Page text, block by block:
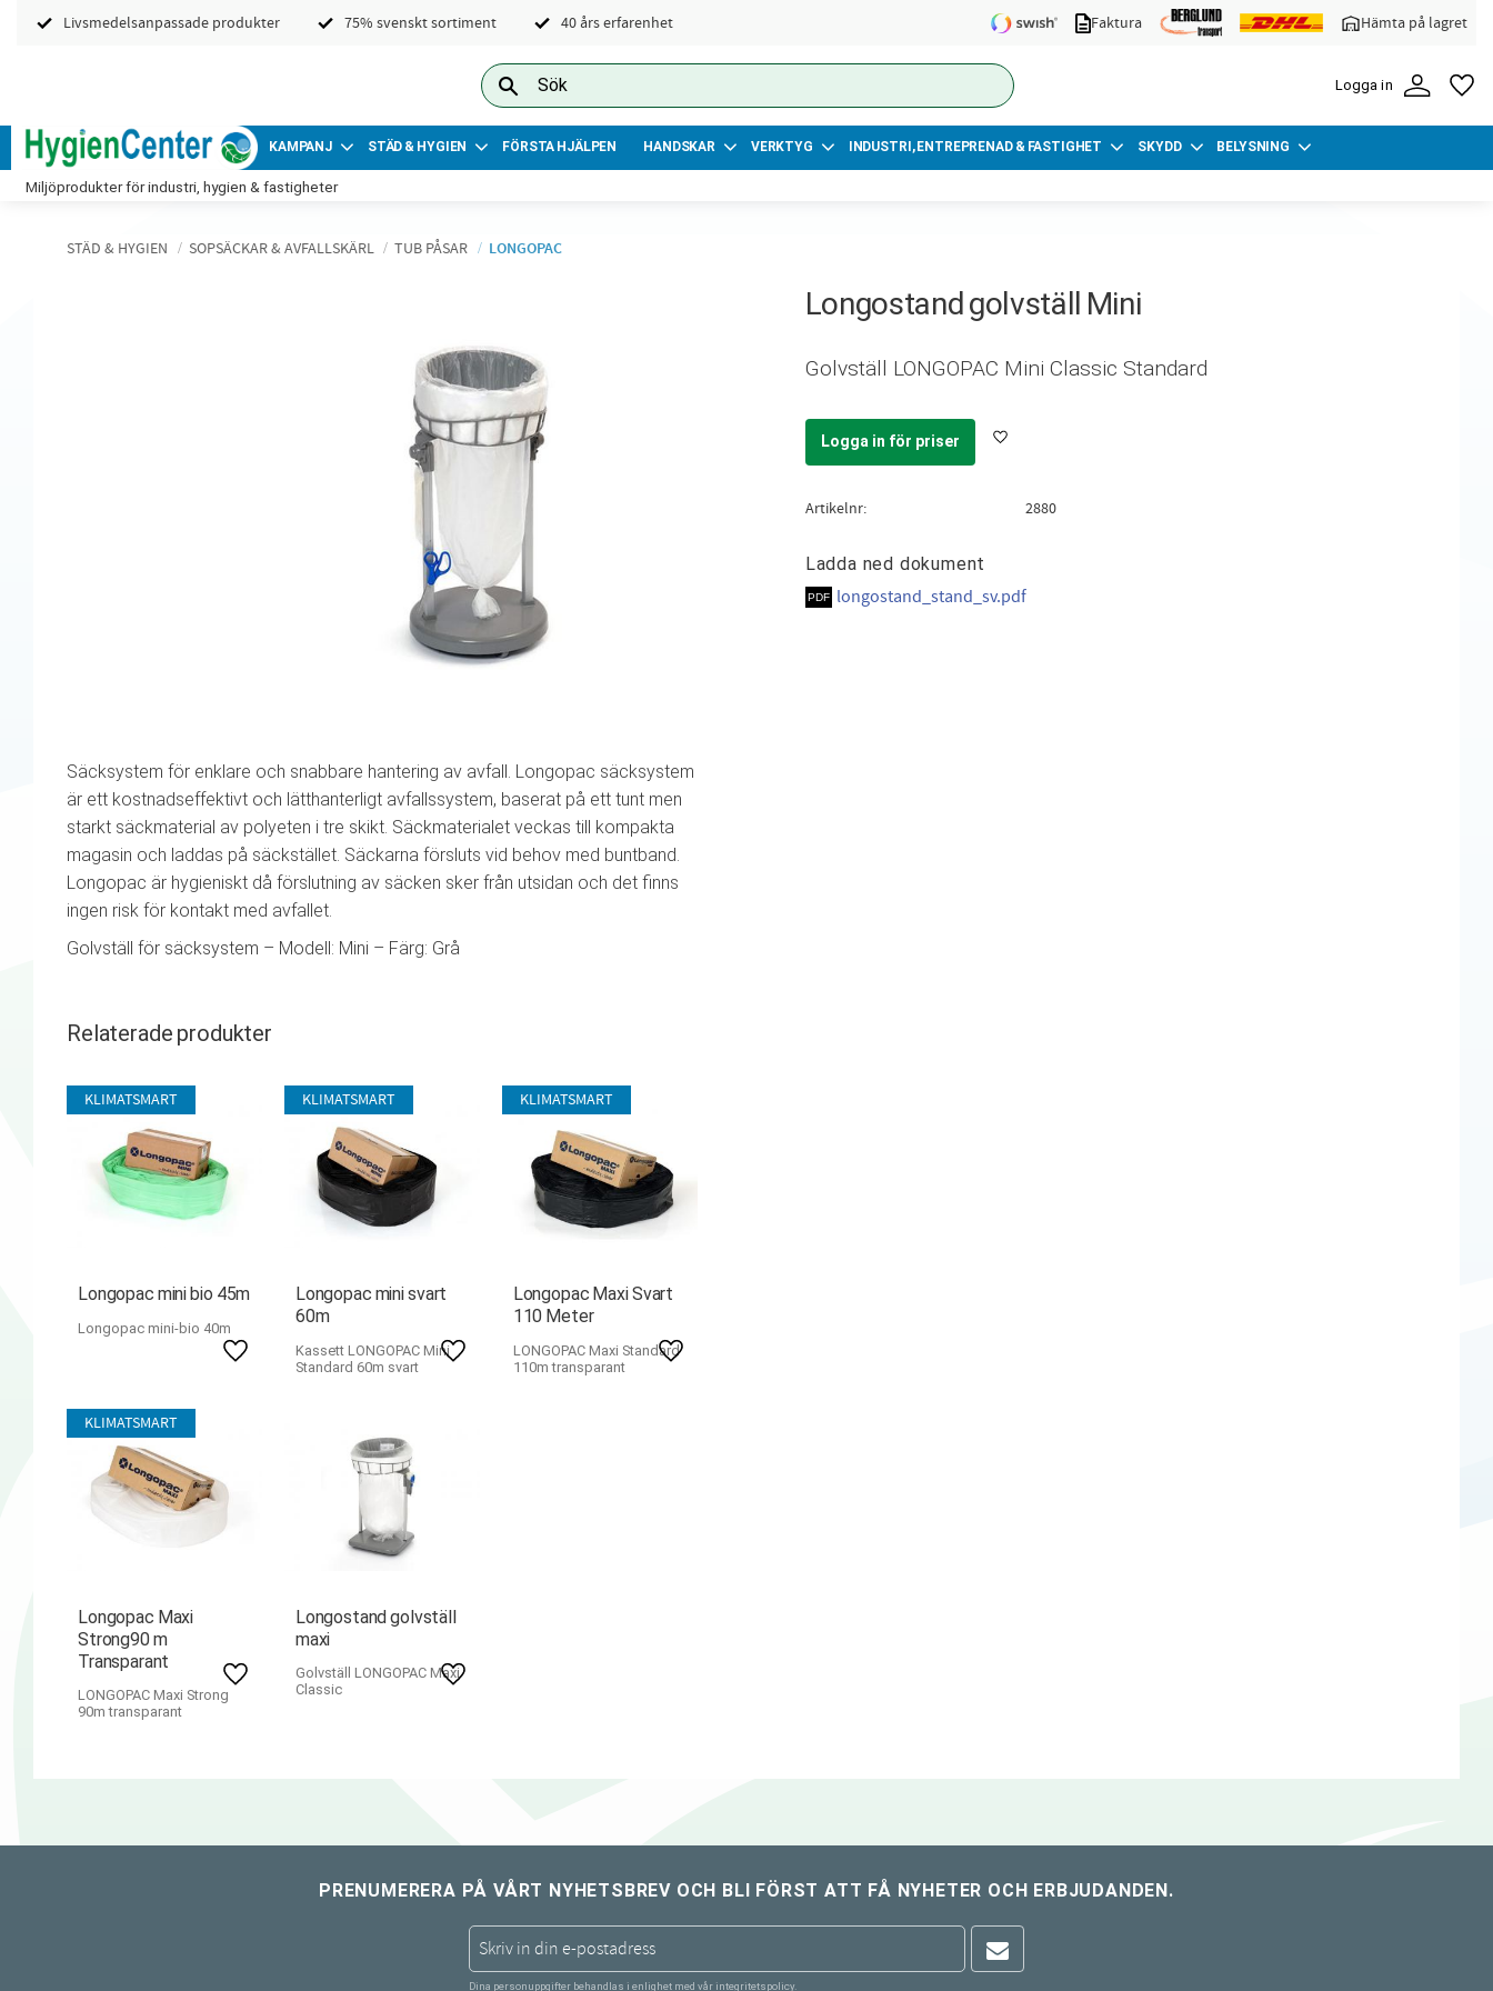
Livsmedelsanpassade produkter 75% svenskt sortiment 40 års erfarenhet Faktura Hämta på lagret
Logga in
KAMPANJ STÄD & HYGIEN FÖRSTA HJÄLPEN HANDSKAR VERKTYG INDUSTRI, ENTREPRENAD & FASTIGHET SKYDD BELYSNING
Miljöprodukter för industri, hygien & fastigheter
STÄD & HYGIEN SOPSÄCKAR & AVFALLSKÄRL TUB PÅSAR LONGOPAC
Longostand golvställ Mini
Golvställ LONGOPAC Mini Classic Standard
Logga in för priser Lägg till i favoriter
Artikelnr 2880
Ladda ned dokument
longostand_stand_sv.pdf
Säcksystem för enklare och snabbare hantering av avfall. Longopac säcksystem
är ett kostnadseffektivt och lätthanterligt avfallssystem, baserat på ett tunt men
starkt säckmaterial av polyeten i tre skikt. Säckmaterialet veckas till kompakta
magasin och laddas på säckstället. Säckarna försluts vid behov med buntband.
Longopac är hygieniskt då förslutning av säcken sker från utsidan och det finns
ingen risk för kontakt med avfallet.
Golvställ för säcksystem – Modell: Mini – Färg: Grå
Relaterade produkter
Longopac mini bio 45m
Longopac mini-bio 40m
KLIMATSMART
Lägg till i favoriter
Longopac mini svart
60m
Kassett LONGOPAC Mini
Standard 60m svart
KLIMATSMART
Lägg till i favoriter
Longopac Maxi Svart
110 Meter
LONGOPAC Maxi Standard
110m transparant
KLIMATSMART
Lägg till i favoriter
Longopac Maxi
Strong90 m
Transparant
LONGOPAC Maxi Strong
90m transparant
KLIMATSMART
Lägg till i favoriter
Longostand golvställ
maxi
Golvställ LONGOPAC Maxi
Classic
Lägg till i favoriter
PRENUMERERA PÅ VÅRT NYHETSBREV OCH BLI FÖRST ATT FÅ NYHETER OCH ERBJUDANDEN.
Dina personuppgifter behandlas i enlighet med vår integritetspolicy.